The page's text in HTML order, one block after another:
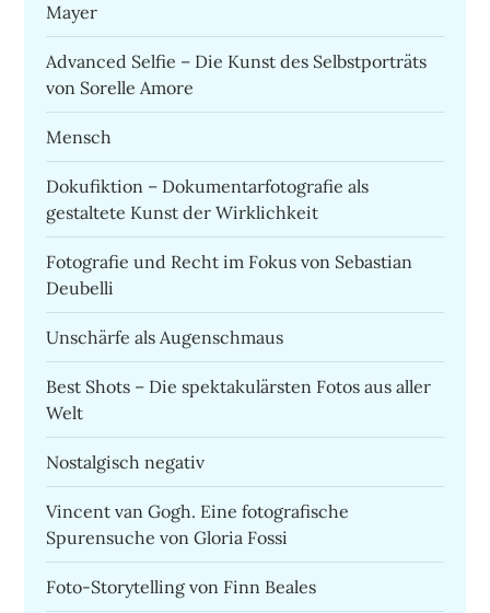
Mayer
Advanced Selfie – Die Kunst des Selbstporträts
von Sorelle Amore
Mensch
Dokufiktion – Dokumentarfotografie als
gestaltete Kunst der Wirklichkeit
Fotografie und Recht im Fokus von Sebastian
Deubelli
Unschärfe als Augenschmaus
Best Shots – Die spektakulärsten Fotos aus aller
Welt
Nostalgisch negativ
Vincent van Gogh. Eine fotografische
Spurensuche von Gloria Fossi
Foto-Storytelling von Finn Beales